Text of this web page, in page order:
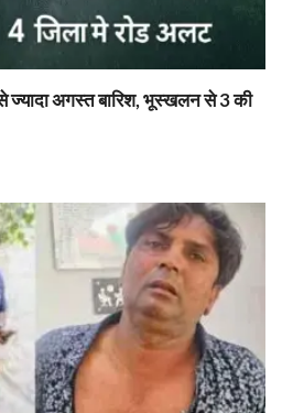
ज्यादा अगस्त बारिश, भूस्खलन से 3 की